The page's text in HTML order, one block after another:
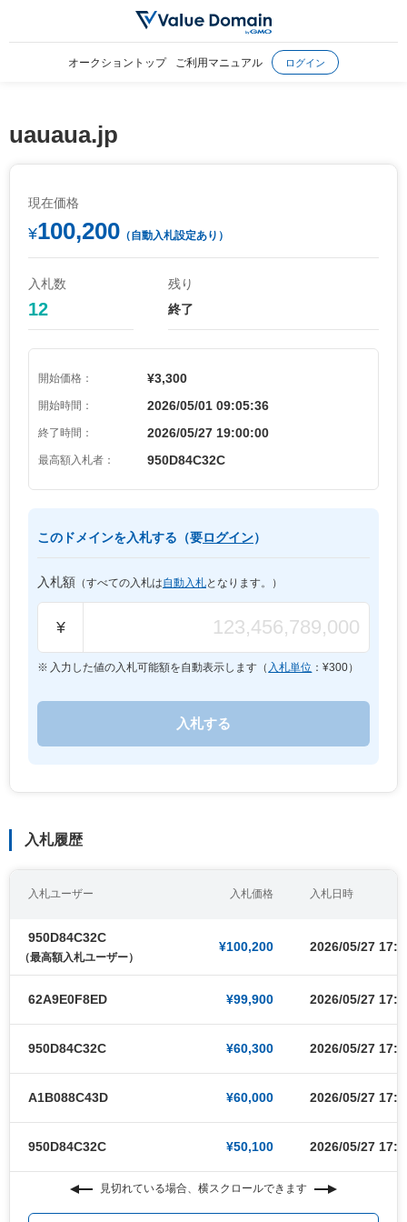
オークショントップ ご利用マニュアル ログイン
uauaua.jp
現在価格
¥100,200 （自動入札設定あり）
入札数
12
残り
終了
開始価格： ¥3,300
開始時間： 2026/05/01 09:05:36
終了時間： 2026/05/27 19:00:00
最高額入札者： 950D84C32C
このドメインを入札する（要ログイン）
入札額 （すべての入札は自動入札となります。）
¥
入力した値の入札可能額を自動表示します（ 入札単位 ：¥300）
入札履歴
入札ユーザー 入札価格 入札日時
950D84C32C
（最高額入札ユーザー）
¥100,200 2026/05/27
62A9E0F8ED ¥99,900 2026/05/27
950D84C32C ¥60,300 2026/05/27
A1B088C43D ¥60,000 2026/05/27
950D84C32C ¥50,100 2026/05/27
見切れている場合、横スクロールできます